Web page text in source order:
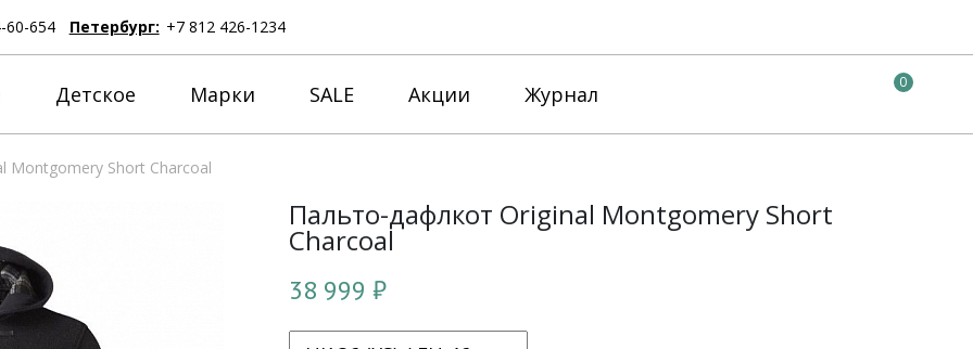
60-654 Петербург: +7 812 426-1234
Детское Марки SALE Акции Журнал 0
Montgomery Short Charcoal
Пальто-дафлкот Original Montgomery Short
Charcoal
38 999 ₽